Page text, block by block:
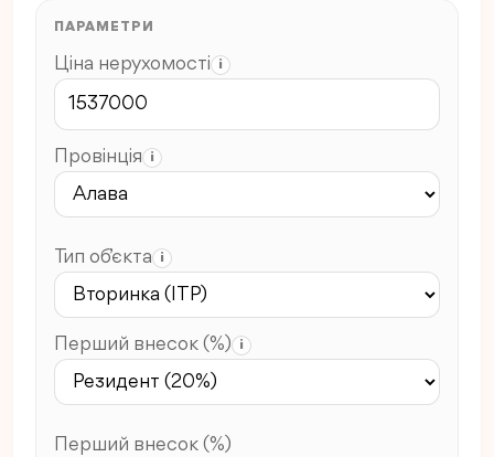
ПАРАМЕТРИ
Ціна нерухомості i
Провінція i
Тип об’єкта i
Перший внесок (%) i
Перший внесок (%)